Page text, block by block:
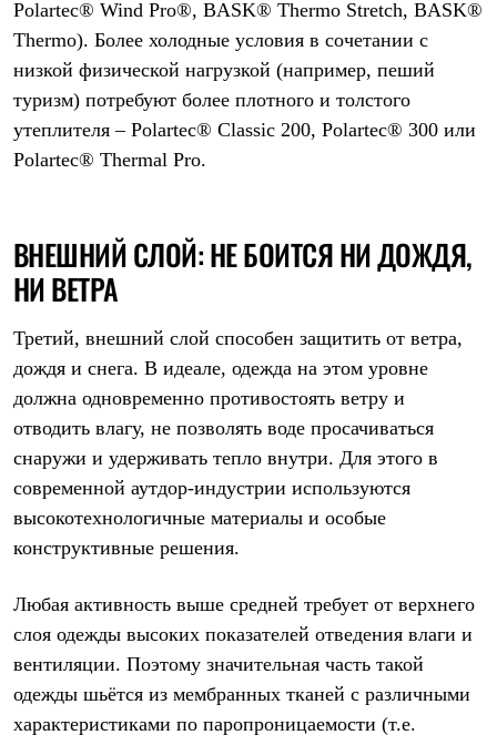
Polartec® Wind Pro®, BASK® Thermo Stretch, BASK®
Thermo). Более холодные условия в сочетании с
низкой физической нагрузкой (например, пеший
туризм) потребуют более плотного и толстого
утеплителя – Polartec® Classic 200, Polartec® 300 или
Polartec® Thermal Pro.
ВНЕШНИЙ СЛОЙ: НЕ БОИТСЯ НИ ДОЖДЯ,
НИ ВЕТРА
Третий, внешний слой способен защитить от ветра,
дождя и снега. В идеале, одежда на этом уровне
должна одновременно противостоять ветру и
отводить влагу, не позволять воде просачиваться
снаружи и удерживать тепло внутри. Для этого в
современной аутдор-индустрии используются
высокотехнологичные материалы и особые
конструктивные решения.
Любая активность выше средней требует от верхнего
слоя одежды высоких показателей отведения влаги и
вентиляции. Поэтому значительная часть такой
одежды шьётся из мембранных тканей с различными
характеристиками по паропроницаемости (т.е.